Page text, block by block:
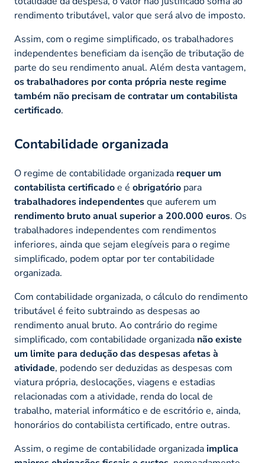
rendimento tributável, valor que será alvo de imposto.
Assim, com o regime simplificado, os trabalhadores
independentes beneficiam da isenção de tributação de
parte do seu rendimento anual. Além desta vantagem,
os trabalhadores por conta própria neste regime
também não precisam de contratar um contabilista
certificado.
Contabilidade organizada
O regime de contabilidade organizada requer um
contabilista certificadoe é obrigatório para
trabalhadores independentesque auferem um
rendimento bruto anual superior a 200.000 euros. Os
trabalhadores independentes com rendimentos
inferiores, ainda que sejam elegíveis para o regime
simplificado, podem optar por ter contabilidade
organizada.
Com contabilidade organizada, o cálculo do rendimento
tributável é feito subtraindo as despesas ao
rendimento anual bruto. Ao contrário do regime
simplificado, com contabilidade organizada não existe
um limite para dedução das despesas afetas à
atividade, podendo ser deduzidas as despesas com
viatura própria, deslocações, viagens e estadias
relacionadas com a atividade, renda do local de
trabalho, material informático e de escritório e, ainda,
honorários do contabilista certificado, entre outras.
Assim, o regime de contabilidade organizada implica